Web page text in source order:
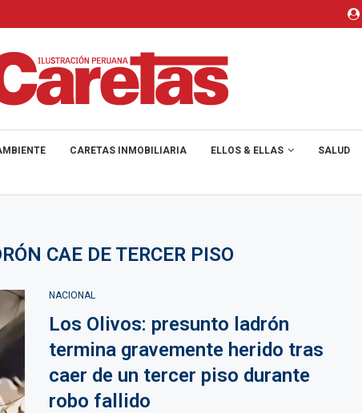
CARETAS INMOBILIARIA ELLOS & ELLAS SALUD
CAE DE TERCER PISO
NACIONAL
Los Olivos: presunto ladrón
termina gravemente herido tras
caer de un tercer piso durante
robo fallido